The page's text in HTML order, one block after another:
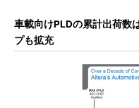
車載向けPLDの累計出荷数
プも拡充